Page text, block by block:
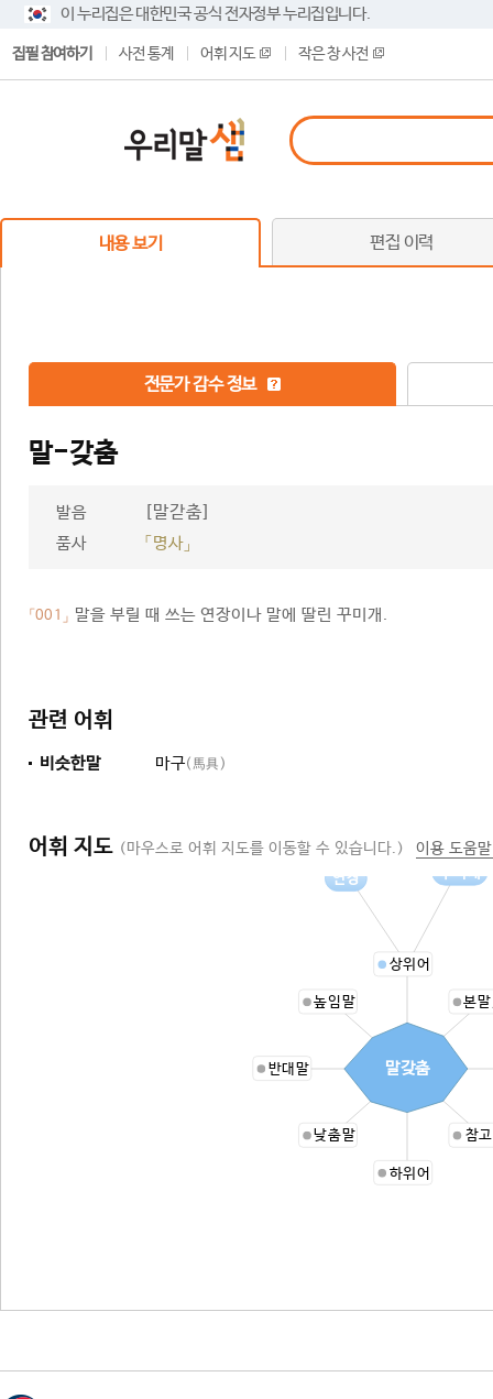
이 누리집은 대한민국 공식 전자정부 누리집입니다.
집필 참여하기 사전 통계 어휘 지도 작은 창 사전
내용 보기 편집 이력
전문가 감수 정보
말-갖춤
발음 [말갇춤]
품사 「명사」
「001」 말을 부릴 때 쓰는 연장이나 말에 딸린 꾸미개.
관련 어휘
비슷한말 마구(馬具)
어휘 지도 (마우스로 어휘 지도를 이동할 수 있습니다.) 이용 도움
꾸미개
연장
상위어
본
참
하위어
낮춤말
반대말
높임말
말갖춤